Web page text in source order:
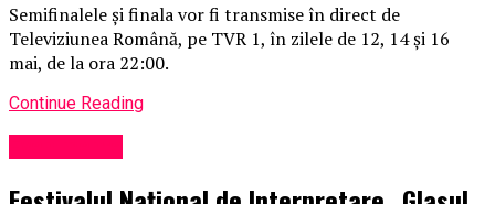
Semifinalele și finala vor fi transmise în direct de
Televiziunea Română, pe TVR 1, în zilele de 12, 14 și 16
mai, de la ora 22:00.
Continue Reading